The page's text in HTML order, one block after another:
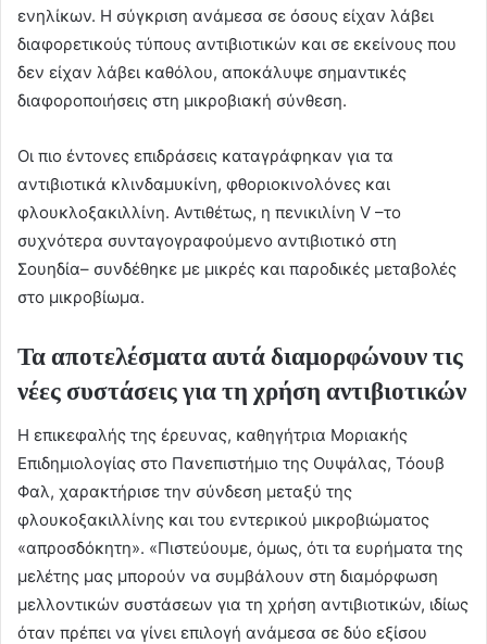
ενηλίκων. Η σύγκριση ανάμεσα σε όσους είχαν λάβει
διαφορετικούς τύπους αντιβιοτικών και σε εκείνους που
δεν είχαν λάβει καθόλου, αποκάλυψε σημαντικές
διαφοροποιήσεις στη μικροβιακή σύνθεση.
Οι πιο έντονες επιδράσεις καταγράφηκαν για τα
αντιβιοτικά κλινδαμυκίνη, φθοριοκινολόνες και
φλουκλοξακιλλίνη. Αντιθέτως, η πενικιλίνη V –το
συχνότερα συνταγογραφούμενο αντιβιοτικό στη
Σουηδία– συνδέθηκε με μικρές και παροδικές μεταβολές
στο μικροβίωμα.
Τα αποτελέσματα αυτά διαμορφώνουν τις
νέες συστάσεις για τη χρήση αντιβιοτικών
Η επικεφαλής της έρευνας, καθηγήτρια Μοριακής
Επιδημιολογίας στο Πανεπιστήμιο της Ουψάλας, Τόουβ
Φαλ, χαρακτήρισε την σύνδεση μεταξύ της
φλουκοξακιλλίνης και του εντερικού μικροβιώματος
«απροσδόκητη». «Πιστεύουμε, όμως, ότι τα ευρήματα της
μελέτης μας μπορούν να συμβάλουν στη διαμόρφωση
μελλοντικών συστάσεων για τη χρήση αντιβιοτικών, ιδίως
όταν πρέπει να γίνει επιλογή ανάμεσα σε δύο εξίσου